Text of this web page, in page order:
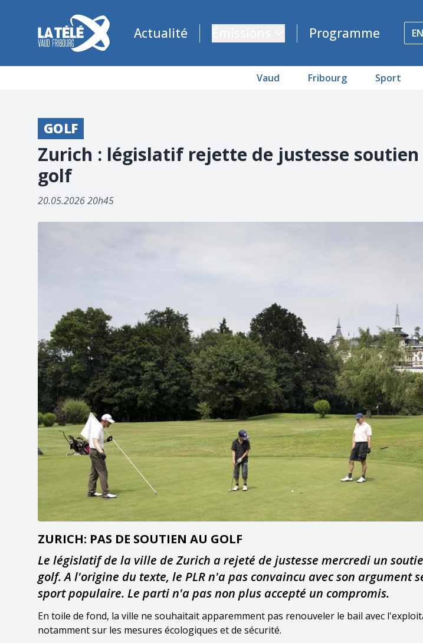
La Télé - Télévision régionale Vaud et Fribourg
Actualité Programme
Vaud Fribourg Sport
GOLF
Zurich : législatif rejette de justesse
golf
20.05.2026 20h45
ZURICH: PAS DE SOUTIEN AU GOLF
Le législatif de la ville de Zurich a rejeté de justesse mercredi un
golf. A l'origine du texte, le PLR n'a pas convaincu avec son argument
sport populaire. Le parti n'a pas non plus accepté un compromis.
En toile de fond, la ville ne souhaitait apparemment pas renouveler le bail avec
notamment sur les mesures écologiques et de sécurité.